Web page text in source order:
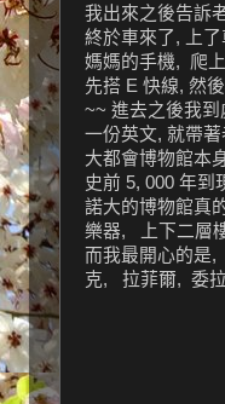
我出來之後告訴
終於車來了, 上
媽媽的手機, 爬
先搭 E 快線, 然
~~ 進去之後我
一份英文, 就帶
大都會博物館本
史前 5, 000 年
諾大的博物館真
樂器, 上下二層
而我最開心的是
克, 拉菲爾, 委拉